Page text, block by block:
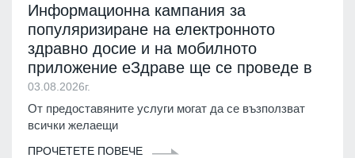
Информационна кампания за
популяризиране на електронното
здравно досие и на мобилното
приложение еЗдраве ще се проведе в
03.08.2026г.
От предоставяните услуги могат да се възползват
всички желаещи
ПРОЧЕТЕТЕ ПОВЕЧЕ